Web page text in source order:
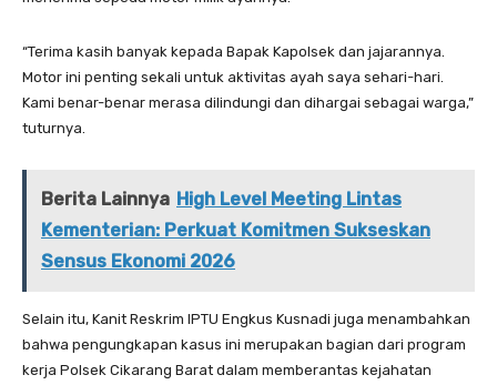
“Terima kasih banyak kepada Bapak Kapolsek dan jajarannya.
Motor ini penting sekali untuk aktivitas ayah saya sehari-hari.
Kami benar-benar merasa dilindungi dan dihargai sebagai warga,”
tuturnya.
Berita Lainnya High Level Meeting Lintas
Kementerian: Perkuat Komitmen Sukseskan
Sensus Ekonomi 2026
Selain itu, Kanit Reskrim IPTU Engkus Kusnadi juga menambahkan
bahwa pengungkapan kasus ini merupakan bagian dari program
kerja Polsek Cikarang Barat dalam memberantas kejahatan